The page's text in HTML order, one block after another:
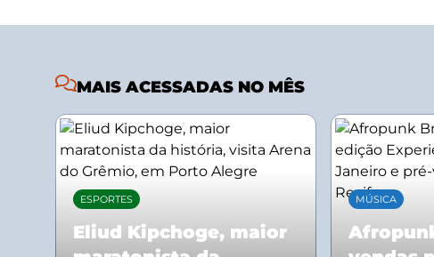
MAIS ACESSADAS NO MÊS
ESPORTES
Eliud Kipchoge, maior
MÚSICA